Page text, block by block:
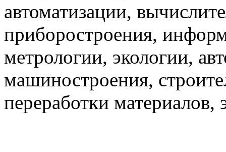
автоматизации,
приборостроения,
метрологии, экологии,
машиностроения,
переработки